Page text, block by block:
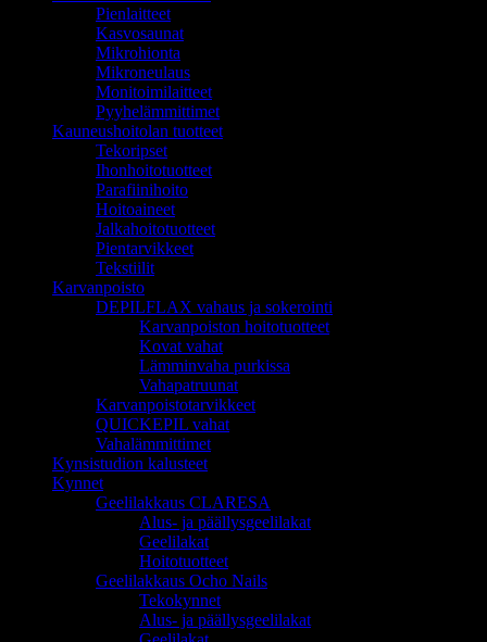
Pienlaitteet
Kasvosaunat
Mikrohionta
Mikroneulaus
Monitoimilaitteet
Pyyhelämmittimet
Kauneushoitolan tuotteet
Tekoripset
Ihonhoitotuotteet
Parafiinihoito
Hoitoaineet
Jalkahoitotuotteet
Pientarvikkeet
Tekstiilit
Karvanpoisto
DEPILFLAX vahaus ja sokerointi
Karvanpoiston hoitotuotteet
Kovat vahat
Lämminvaha purkissa
Vahapatruunat
Karvanpoistotarvikkeet
QUICKEPIL vahat
Vahalämmittimet
Kynsistudion kalusteet
Kynnet
Geelilakkaus CLARESA
Alus- ja päällysgeelilakat
Geelilakat
Hoitotuotteet
Geelilakkaus Ocho Nails
Tekokynnet
Alus- ja päällysgeelilakat